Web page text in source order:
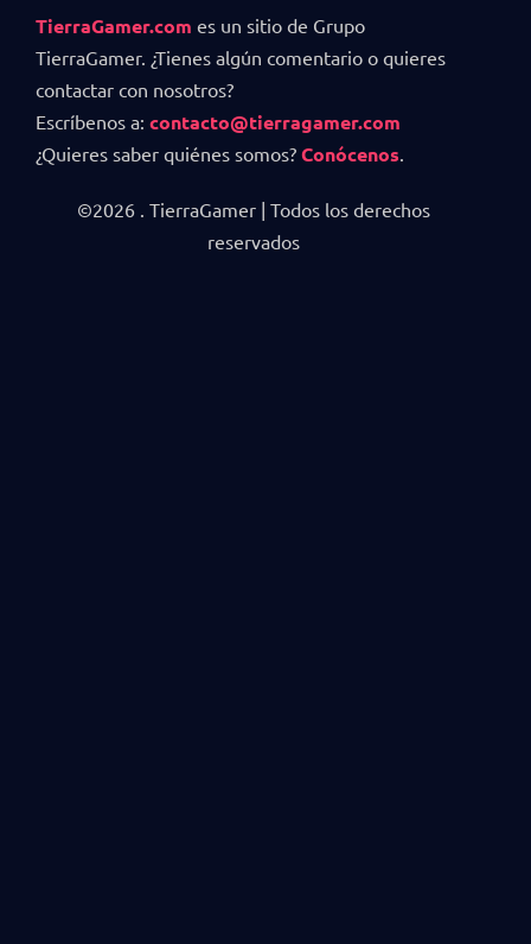
TierraGamer.com es un sitio de Grupo
TierraGamer. ¿Tienes algún comentario o quieres
contactar con nosotros?
Escríbenos a: contacto@tierragamer.com
¿Quieres saber quiénes somos? Conócenos.
©2026 . TierraGamer | Todos los derechos
reservados